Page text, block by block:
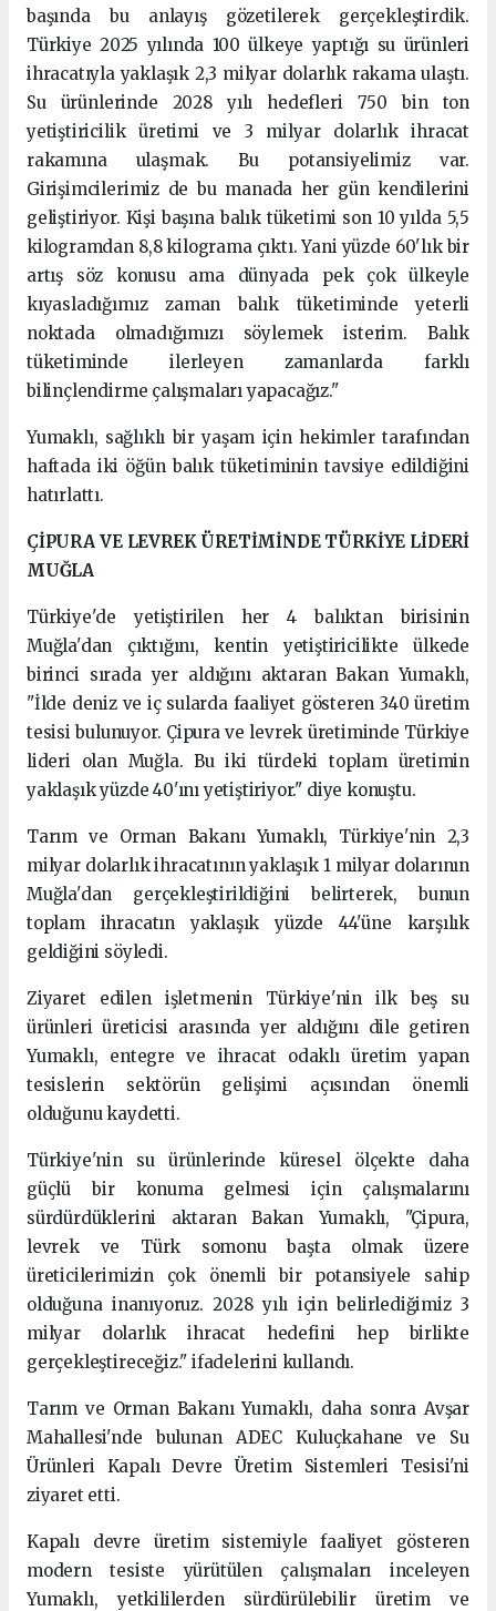
başında bu anlayış gözetilerek gerçekleştirdik.
Türkiye 2025 yılında 100 ülkeye yaptığı su ürünleri
ihracatıyla yaklaşık 2,3 milyar dolarlık rakama ulaştı.
Su ürünlerinde 2028 yılı hedefleri 750 bin ton
yetiştiricilik üretimi ve 3 milyar dolarlık ihracat
rakamına ulaşmak. Bu potansiyelimiz var.
Girişimcilerimiz de bu manada her gün kendilerini
geliştiriyor. Kişi başına balık tüketimi son 10 yılda 5,5
kilogramdan 8,8 kilograma çıktı. Yani yüzde 60'lık bir
artış söz konusu ama dünyada pek çok ülkeyle
kıyasladığımız zaman balık tüketiminde yeterli
noktada olmadığımızı söylemek isterim. Balık
tüketiminde ilerleyen zamanlarda farklı
bilinçlendirme çalışmaları yapacağız."
Yumaklı, sağlıklı bir yaşam için hekimler tarafından
haftada iki öğün balık tüketiminin tavsiye edildiğini
hatırlattı.
ÇİPURA VE LEVREK ÜRETİMİNDE TÜRKİYE LİDERİ
MUĞLA
Türkiye'de yetiştirilen her 4 balıktan birisinin
Muğla'dan çıktığını, kentin yetiştiricilikte ülkede
birinci sırada yer aldığını aktaran Bakan Yumaklı,
"İlde deniz ve iç sularda faaliyet gösteren 340 üretim
tesisi bulunuyor. Çipura ve levrek üretiminde Türkiye
lideri olan Muğla. Bu iki türdeki toplam üretimin
yaklaşık yüzde 40'ını yetiştiriyor." diye konuştu.
Tarım ve Orman Bakanı Yumaklı, Türkiye'nin 2,3
milyar dolarlık ihracatının yaklaşık 1 milyar dolarının
Muğla'dan gerçekleştirildiğini belirterek, bunun
toplam ihracatın yaklaşık yüzde 44'üne karşılık
geldiğini söyledi.
Ziyaret edilen işletmenin Türkiye'nin ilk beş su
ürünleri üreticisi arasında yer aldığını dile getiren
Yumaklı, entegre ve ihracat odaklı üretim yapan
tesislerin sektörün gelişimi açısından önemli
olduğunu kaydetti.
Türkiye'nin su ürünlerinde küresel ölçekte daha
güçlü bir konuma gelmesi için çalışmalarını
sürdürdüklerini aktaran Bakan Yumaklı, "Çipura,
levrek ve Türk somonu başta olmak üzere
üreticilerimizin çok önemli bir potansiyele sahip
olduğuna inanıyoruz. 2028 yılı için belirlediğimiz 3
milyar dolarlık ihracat hedefini hep birlikte
gerçekleştireceğiz." ifadelerini kullandı.
Tarım ve Orman Bakanı Yumaklı, daha sonra Avşar
Mahallesi'nde bulunan ADEC Kuluçkahane ve Su
Ürünleri Kapalı Devre Üretim Sistemleri Tesisi'ni
ziyaret etti.
Kapalı devre üretim sistemiyle faaliyet gösteren
modern tesiste yürütülen çalışmaları inceleyen
Yumaklı, yetkililerden sürdürülebilir üretim ve